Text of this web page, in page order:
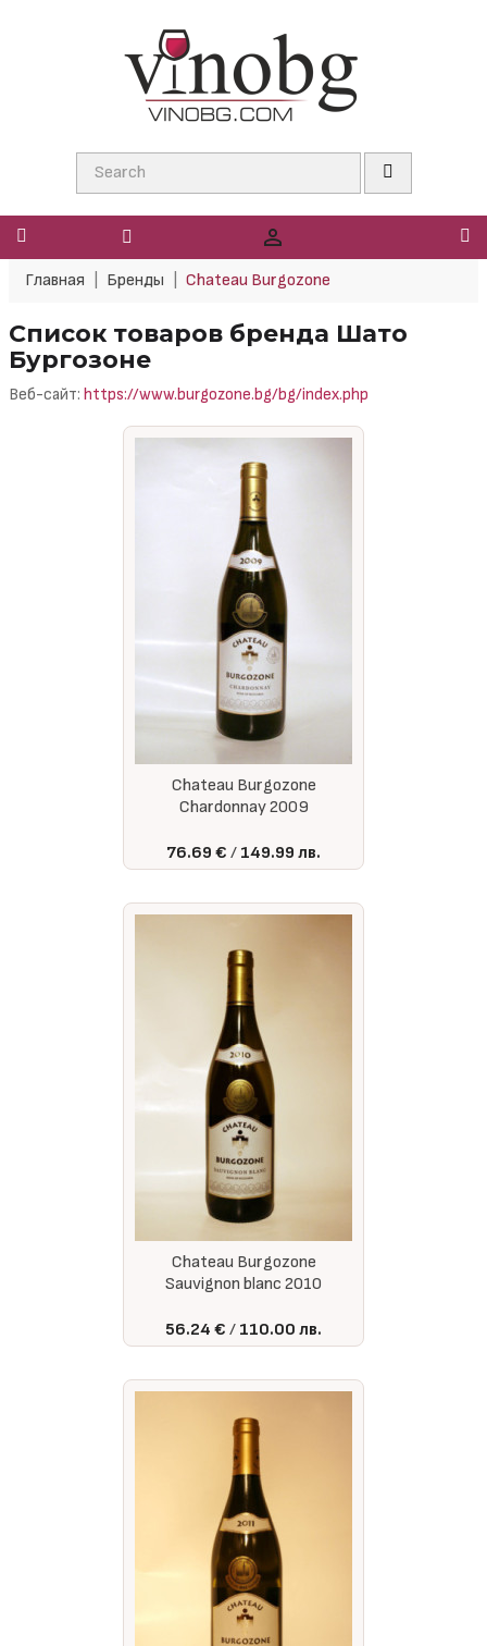

Главная Бренды Chateau Burgozone
Список товаров бренда Шато
Бургозоне
Веб-сайт: https://www.burgozone.bg/bg/index.php
Chateau Burgozone
Chardonnay 2009
76.69 € 149.99 лв.
Chateau Burgozone
Sauvignon blanc 2010
56.24 € 110.00 лв.